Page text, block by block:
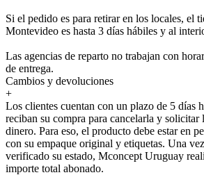
Si el pedido es para retirar en los locales, el
Montevideo es hasta 3 días hábiles y al
Las agencias de reparto no trabajan con
de entrega.
Cambios y devoluciones
+
Los clientes cuentan con un plazo de 5 días
reciban su compra para cancelarla y solicitar
dinero. Para eso, el producto debe estar en
con su empaque original y etiquetas. Una
verificado su estado, Mconcept Uruguay
importe total abonado.